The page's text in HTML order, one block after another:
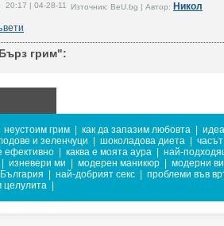
20:17 | 04-28-11 Източник: BeU.bg | Автор: Никол
грим":
неустоим грим как да запазим любовта
и зеленчуци
шоколадова диета
ефективно
каква е моята аура
най-
изневери ми модерен маникюр
модерни
най-добрият секс
проблеми във
целулита